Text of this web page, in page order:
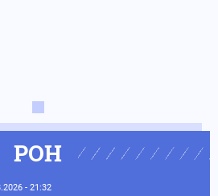
ΡΟΗ
- 21:32